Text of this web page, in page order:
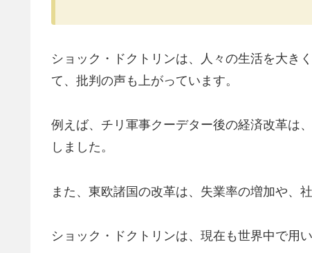
ショック・ドクトリンは、人々の生活を大き
て、批判の声も上がっています。
例えば、チリ軍事クーデター後の経済改革は
しました。
また、東欧諸国の改革は、失業率の増加や、
ショック・ドクトリンは、現在も世界中で用